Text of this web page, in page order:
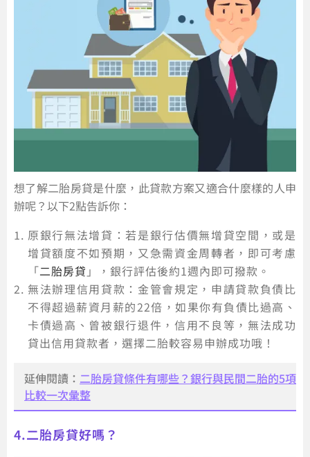
想了解二胎房貸是什麼，此貸款方案又適合什麼樣的人申
辦呢？以下2點告訴你：
原銀行無法增貸：若是銀行估價無增貸空間，或是
增貸額度不如預期，又急需資金周轉者，即可考慮
「二胎房貸 」，銀行評估後約1週內即可撥款。
無法辦理信用貸款：金管會規定，申請貸款負債比
不得超過薪資月薪的22倍，如果你有負債比過高、
卡債過高、曾被銀行退件，信用不良等，無法成功
貸出信用貸款者，選擇二胎較容易申辦成功哦！
延伸閱讀： 二胎房貸條件有哪些？銀行與民間二胎的5項
比較一次彙整
4.二胎房貸好嗎？